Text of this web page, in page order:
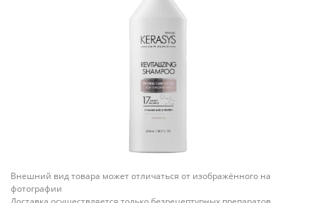
Внешний вид товара может отличаться от изображённого на
фотографии